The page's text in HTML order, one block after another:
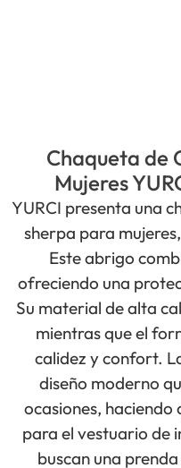
Chaqueta de
Mujeres
YURCI presenta una
sherpa para
Este abrigo
ofreciendo una
Su material de alta
mientras que el
calidez y confort.
diseño moderno
ocasiones, haciendo
para el vestuario de
buscan una